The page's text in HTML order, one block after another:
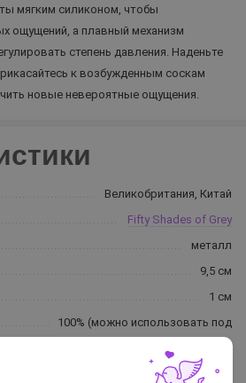
мягким силиконом, чтобы
ощущений, а плавный механизм
степень давления. Наденьте
к возбужденным соскам
новые невероятные ощущения.
Великобритания, Китай
Fifty Shades of Grey
металл
9,5 см
1 см
100% (можно использовать под
водой)
серебряный / серый